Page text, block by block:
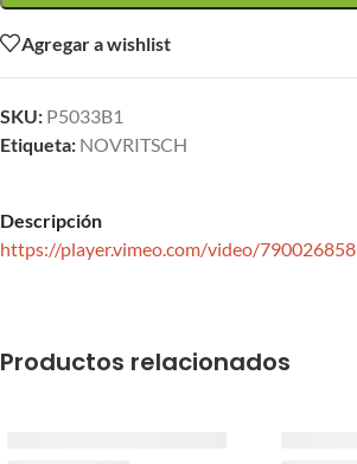
Agregar a wishlist
SKU: P5033B1
Etiqueta: NOVRITSCH
Descripción
https://player.vimeo.com/video/790026858
Productos relacionados